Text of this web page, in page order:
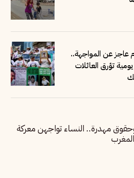
عاجز عن المواجهة..
تؤرق العائلات
مهدرة.. النساء تواجهن معركة